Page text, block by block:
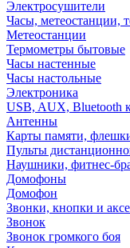
Электросушители
Часы, метеостанции,
Метеостанции
Термометры бытовые
Часы настенные
Часы настольные
Электроника
USB, AUX, Bluetooth
Антенны
Карты памяти,
Пульты
Наушники, фитнес-
Домофоны
Домофон
Звонки, кнопки и
Звонок
Звонок громкого боя